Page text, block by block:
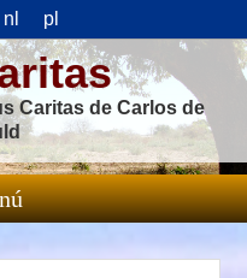
nl pl
Caritas de Carlos de